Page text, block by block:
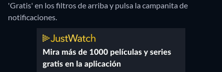
'Gratis' en los filtros de arriba y pulsa la campanita de
notificaciones.